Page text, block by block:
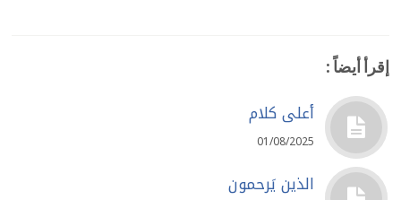
إقرأ أيضاً :
أعلى كلام
01/08/2025
الذين يَرحمون